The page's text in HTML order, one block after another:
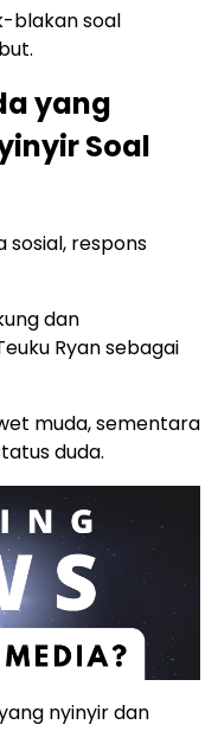
blakan soal
yang
Soal
sosial, respons
dan
Ryan sebagai
muda, sementara
duda.
nyinyir dan